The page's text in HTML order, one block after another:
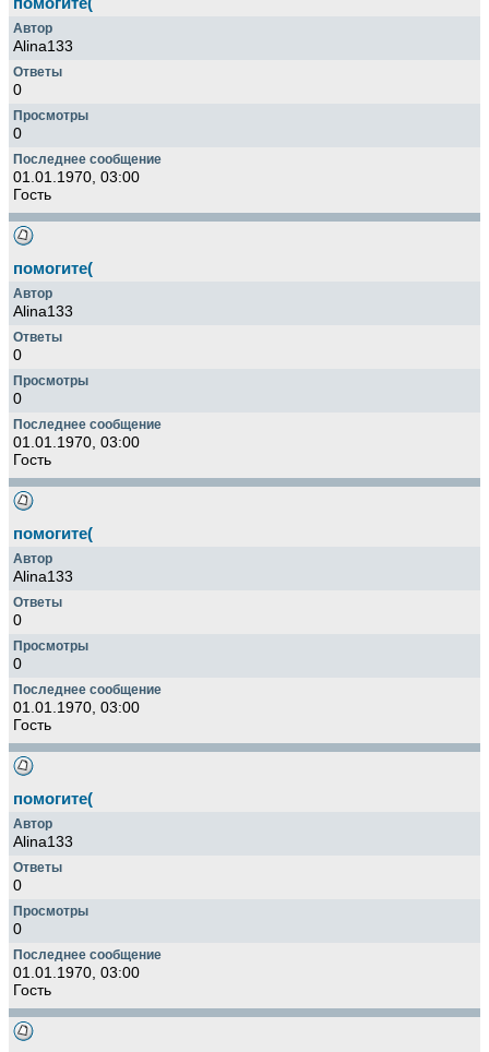
Alina133
0
0
01.01.1970, 03:00
Гость
помогите(
Alina133
0
0
01.01.1970, 03:00
Гость
помогите(
Alina133
0
0
01.01.1970, 03:00
Гость
помогите(
Alina133
0
0
01.01.1970, 03:00
Гость